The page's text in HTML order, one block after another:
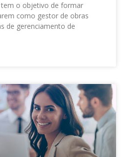
tem o objetivo de formar
como gestor de obras
de gerenciamento de